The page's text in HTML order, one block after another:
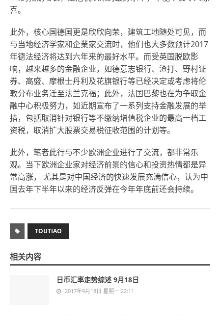
喜。
此外，核心国德国更是欣欣向荣，建筑工地随处可见，而
与当地经济学家和企業家交流时，他们也大多数预计2017
年德法经济将达到六年来的最好水平。而受英国脱欧影
响，越来越多的金融企业，如德意志银行、渣打、野村证
券、高盛、摩根士丹利及花旗银行等已经决定或考虑将伦
敦分布业务迁至法兰克福；此外，法国巴黎也在为争取金
融中心积极努力，如近期宣布了一系列支持金融发展的举
措，包括取消针对银行等不缴纳增值税企业的最高一档工
资税，取消扩大股票交易税征收范围的计划等。
此外，笔者此行与不少欧洲企业进行了交流，都非常乐
观。当下欧洲企业家对经济前景的信心和投资热情都是异
常高涨， 尤其是对中国经济的快速发展充满信心，认为中
国去年下半年以来的经济反弹在今年年底前还会持续。
TOUTIAO
相关内容
日币汇率走势综述 9月18日
2017年9月18日 星期一 22:11